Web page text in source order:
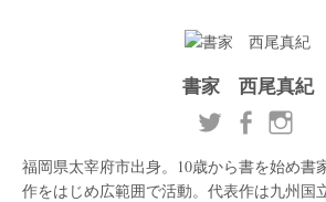
ン
書家 西尾真紀
福岡県太宰府市出身。10歳から書を始め書
作をはじめ広範囲で活動。代表作は九州国